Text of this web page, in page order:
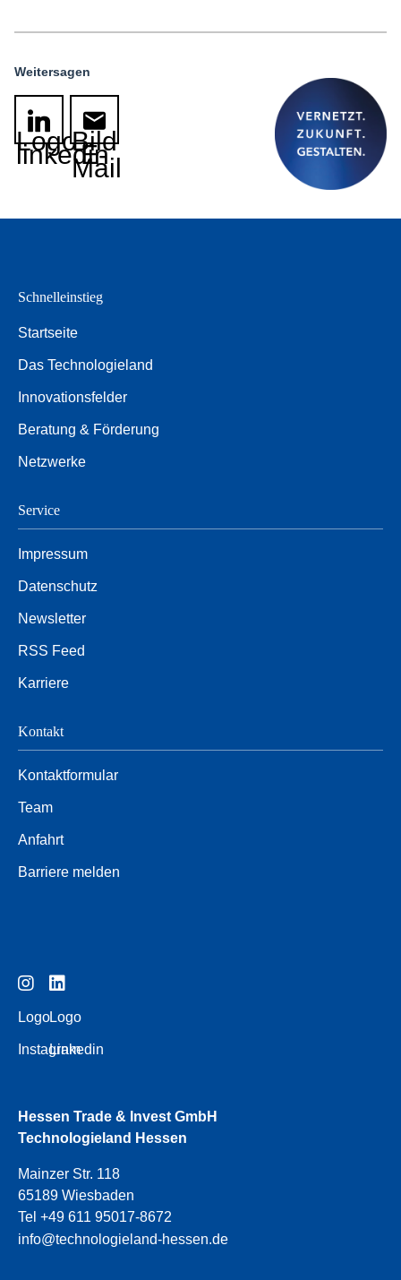
Weitersagen
Logo
linkedin
Bild
E-
Mail
Schnelleinstieg
Startseite
Das Technologieland
Innovationsfelder
Beratung & Förderung
Netzwerke
Service
Impressum
Datenschutz
Newsletter
RSS Feed
Karriere
Kontakt
Kontaktformular
Team
Anfahrt
Barriere melden
Logo
Instagram
Logo
Linkedin
Hessen Trade & Invest GmbH
Technologieland Hessen
Mainzer Str. 118
65189 Wiesbaden
Tel +49 611 95017-8672
info@technologieland-hessen.de